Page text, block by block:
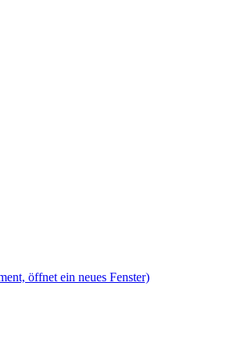
öffnet ein neues Fenster)